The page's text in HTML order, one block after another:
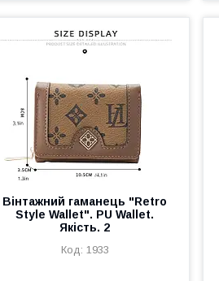
Вінтажний гаманець "Retro
Style Wallet". PU Wallet.
Якість. 2
1933